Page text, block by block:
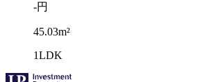
-円
45.03m²
1LDK